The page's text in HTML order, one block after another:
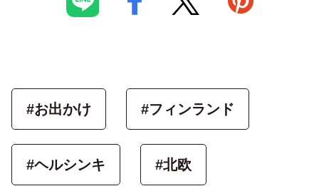
#お出かけ #フィンランド
#ヘルシンキ #北欧